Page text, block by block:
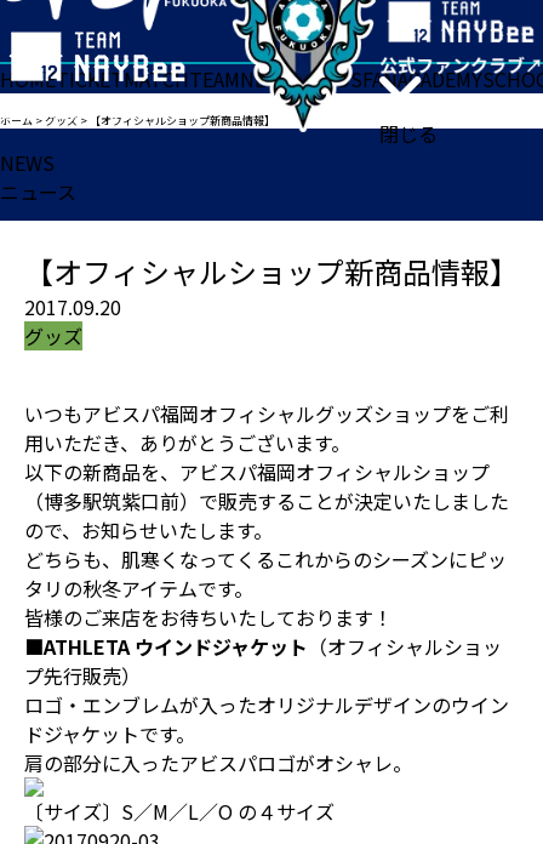
閉じる
HOMETICKETMATCHTEAMNEWSGOODSFANACADEMY
ホーム >グッズ > 【オフィシャルショップ新商品情報】
NEWS
ニュース
【オフィシャルショップ新商品情報】
2017.09.20
グッズ
いつもアビスパ福岡オフィシャルグッズショップをご利
用いただき、ありがとうございます。
以下の新商品を、アビスパ福岡オフィシャルショップ
（博多駅筑紫口前）で販売することが決定いたしました
ので、お知らせいたします。
どちらも、肌寒くなってくるこれからのシーズンにピッ
タリの秋冬アイテムです。
皆様のご来店をお待ちいたしております！
■ATHLETA ウインドジャケット （オフィシャルショッ
プ先行販売）
ロゴ・エンブレムが入ったオリジナルデザインのウイン
ドジャケットです。
肩の部分に入ったアビスパロゴがオシャレ。
〔サイズ〕S／M／L／O の４サイズ